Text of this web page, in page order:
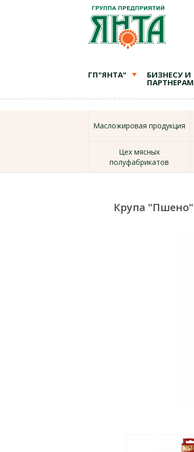
ГП"ЯНТА" БИЗНЕСУ И
ПАРТНЕРАМ
Масложировая продукция
Цех мясных
полуфабрикатов
Крупа "Пшено"